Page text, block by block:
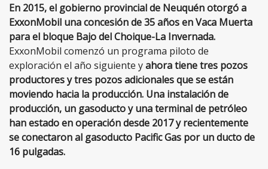
En 2015, el gobierno provincial de Neuquén otorgó a
ExxonMobil una concesión de 35 años en Vaca Muerta
para el bloque Bajo del Choique-La Invernada.
ExxonMobil comenzó un programa piloto de
exploración el año siguiente yahora tiene tres pozos
productores y tres pozos adicionales que se están
moviendo hacia la producción. Una instalación de
producción, un gasoducto y una terminal de petróleo
han estado en operación desde 2017 y recientemente
se conectaron al gasoducto Pacific Gas por un ducto de
16 pulgadas.